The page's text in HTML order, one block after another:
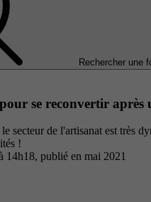
Rechercher une
se reconvertir
secteur de l'artisanat est très
!
14h18, publié en mai 2021